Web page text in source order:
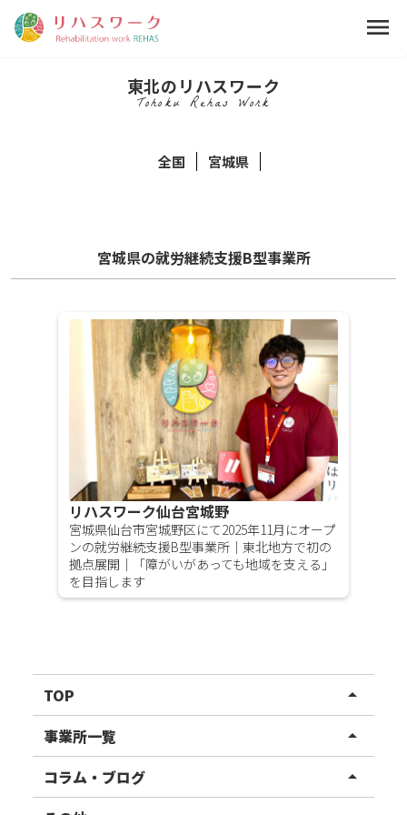
menu
東北のリハスワーク
Tohoku Rehas Work
全国 宮城県
宮城県の就労継続支援B型事業所
リハスワーク仙台宮城野
宮城県仙台市宮城野区にて2025年11月にオープ
ンの就労継続支援B型事業所｜東北地方で初の
拠点展開｜「障がいがあっても地域を支える」
を目指します
TOP arrow_drop_up
リハスワーク
リハスファーム
事業所一覧 arrow_drop_up
関東エリア
コラム・ブログ arrow_drop_up